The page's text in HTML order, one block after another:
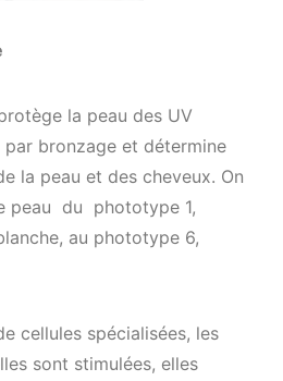
la peau des UV
bronzage et détermine
la peau et des cheveux. On
peau du phototype 1,
au phototype 6,
cellules spécialisées, les
sont stimulées, elles